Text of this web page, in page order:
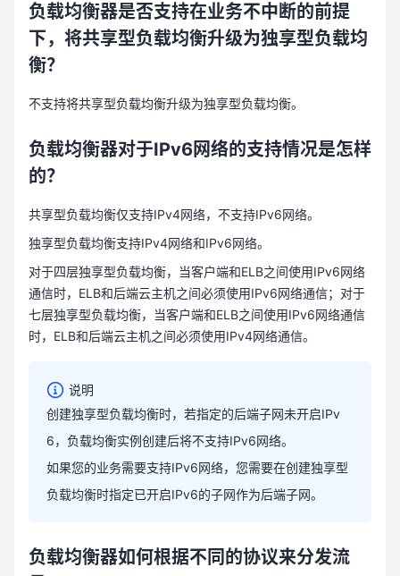
负载均衡器是否支持在业务不中断的前提
下，将共享型负载均衡升级为独享型负载均
衡？
不支持将共享型负载均衡升级为独享型负载均衡。
负载均衡器对于IPv6网络的支持情况是怎样
的？
共享型负载均衡仅支持IPv4网络，不支持IPv6网络。
独享型负载均衡支持IPv4网络和IPv6网络。
对于四层独享型负载均衡，当客户端和ELB之间使用IPv6网络
通信时，ELB和后端云主机之间必须使用IPv6网络通信；对于
七层独享型负载均衡，当客户端和ELB之间使用IPv6网络通信
时，ELB和后端云主机之间必须使用IPv4网络通信。
说明
创建独享型负载均衡时，若指定的后端子网未开启IPv
6，负载均衡实例创建后将不支持IPv6网络。
如果您的业务需要支持IPv6网络，您需要在创建独享型
负载均衡时指定已开启IPv6的子网作为后端子网。
负载均衡器如何根据不同的协议来分发流